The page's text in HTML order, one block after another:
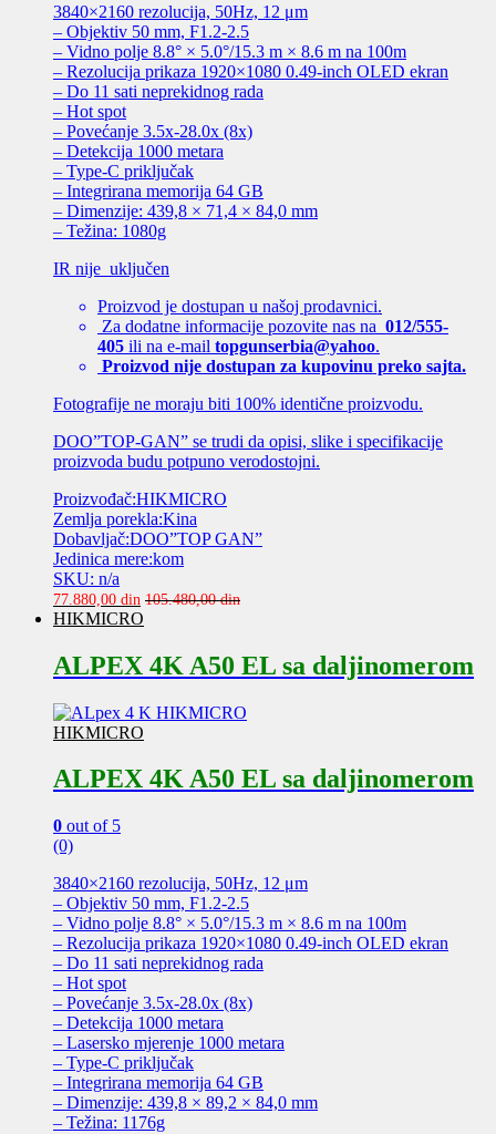
3840×2160 rezolucija, 50Hz, 12 μm
– Objektiv 50 mm, F1.2-2.5
– Vidno polje 8.8° × 5.0°/15.3 m × 8.6 m na 100m
– Rezolucija prikaza 1920×1080 0.49-inch OLED ekran
– Do 11 sati neprekidnog rada
– Hot spot
– Povećanje 3.5x-28.0x (8x)
– Detekcija 1000 metara
– Type-C priključak
– Integrirana memorija 64 GB
– Dimenzije: 439,8 × 71,4 × 84,0 mm
– Težina: 1080g
IR nije uključen
Proizvod je dostupan u našoj prodavnici.
Za dodatne informacije pozovite nas na 012/555-
405 ili na e-mail topgunserbia@yahoo.
Proizvod nije dostupan za kupovinu preko sajta.
Fotografije ne moraju biti 100% identične proizvodu.
DOO”TOP-GAN” se trudi da opisi, slike i specifikacije
proizvoda budu potpuno verodostojni.
Proizvođač:HIKMICRO
Zemlja porekla:Kina
Dobavljač:DOO”TOP GAN”
Jedinica mere:kom
SKU: n/a
77.880,00 din 105.480,00din
HIKMICRO
ALPEX 4K A50 EL sa daljinomerom
HIKMICRO
ALPEX 4K A50 EL sa daljinomerom
0 out of 5
(0)
3840×2160 rezolucija, 50Hz, 12 μm
– Objektiv 50 mm, F1.2-2.5
– Vidno polje 8.8° × 5.0°/15.3 m × 8.6 m na 100m
– Rezolucija prikaza 1920×1080 0.49-inch OLED ekran
– Do 11 sati neprekidnog rada
– Hot spot
– Povećanje 3.5x-28.0x (8x)
– Detekcija 1000 metara
– Lasersko mjerenje 1000 metara
– Type-C priključak
– Integrirana memorija 64 GB
– Dimenzije: 439,8 × 89,2 × 84,0 mm
– Težina: 1176g